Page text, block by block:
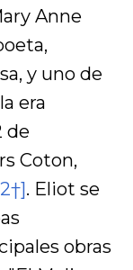
Anne
y uno de
era
de
Coton,
. Eliot se
obras